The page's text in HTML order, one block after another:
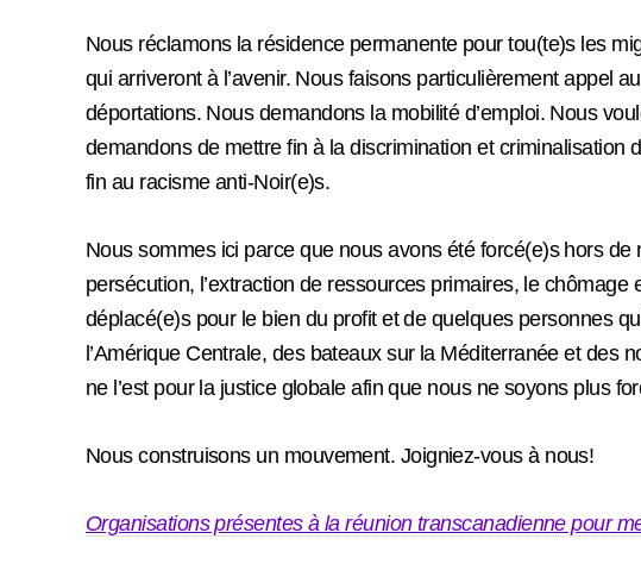
Nous réclamons la résidence permanente pour tou(te)s les
qui arriveront à l’avenir. Nous faisons particulièrement appel
déportations. Nous demandons la mobilité d’emploi. Nous
demandons de mettre fin à la discrimination et
fin au racisme anti-Noir(e)s.
Nous sommes ici parce que nous avons été forcé(e)s hors
persécution, l’extraction de ressources primaires, le
déplacé(e)s pour le bien du profit et de quelques personnes
l’Amérique Centrale, des bateaux sur la Méditerranée et des
ne l’est pour la justice globale afin que nous ne soyons plus
Nous construisons un mouvement. Joigniez-vous à nous!
Organisations présentes à la réunion transcanadienne pour